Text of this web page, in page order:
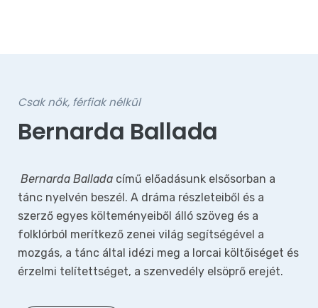
Csak nők, férfiak nélkül
Bernarda Ballada
Bernarda Ballada című előadásunk elsősorban a
tánc nyelvén beszél. A dráma részleteiből és a
szerző egyes költeményeiből álló szöveg és a
folklórból merítkező zenei világ segítségével a
mozgás, a tánc által idézi meg a lorcai költőiséget és
érzelmi telítettséget, a szenvedély elsöprő erejét.